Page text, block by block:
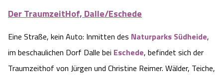
Der TraumzeitHof, Dalle/Eschede
Eine Straße, kein Auto: Inmitten des Naturparks Südheide,
im beschaulichen Dorf Dalle bei Eschede, befindet sich der
Traumzeithof von Jürgen und Christine Reimer. Wälder, Teiche,